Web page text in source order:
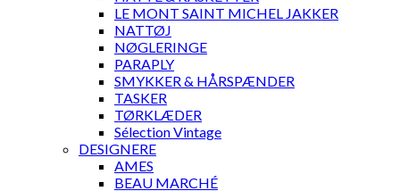
LE MONT SAINT MICHEL JAKKER
NATTØJ
NØGLERINGE
PARAPLY
SMYKKER & HÅRSPÆNDER
TASKER
TØRKLÆDER
Sélection Vintage
DESIGNERE
AMES
BEAU MARCHÉ